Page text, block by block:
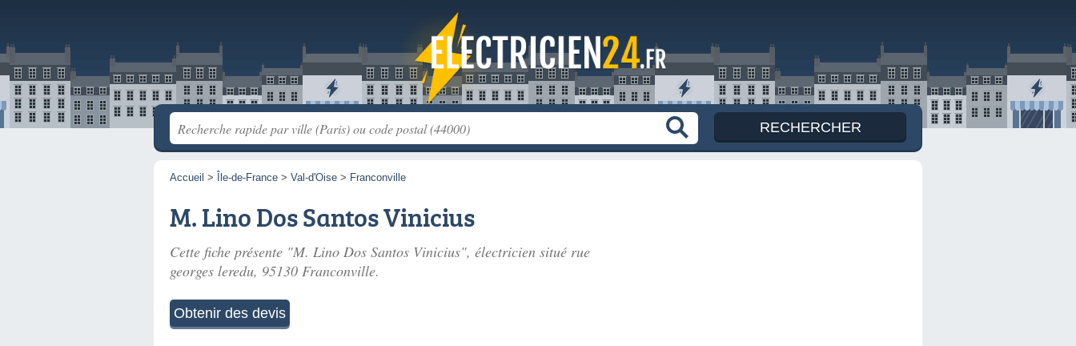
Accueil > Île-de-France > Val-d'Oise > Franconville
M. Lino Dos Santos Vinicius
Cette fiche présente "M. Lino Dos Santos Vinicius", électricien situé rue
georges leredu, 95130 Franconville.
Obtenir des devis